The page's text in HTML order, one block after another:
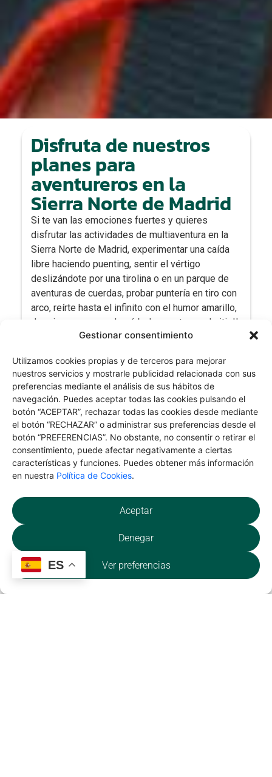
Gestionar consentimiento
Utilizamos cookies propias y de terceros para mejorar
nuestros servicios y mostrarle publicidad relacionada con sus
preferencias mediante el análisis de sus hábitos de
navegación. Puedes aceptar todas las cookies pulsando el
botón “ACEPTAR”, rechazar todas las cookies desde mediante
el botón “RECHAZAR” o administrar sus preferencias desde el
botón “PREFERENCIAS”. No obstante, no consentir o retirar el
consentimiento, puede afectar negativamente a ciertas
características y funciones. Puedes obtener más información
en nuestra Política de Cookies.
Aceptar
Denegar
Ver preferencias
Disfruta de nuestros
planes para
aventureros en la
Sierra Norte de Madrid
Si te van las emociones fuertes y quieres
disfrutar las actividades de multiaventura en la
Sierra Norte de Madrid, experimentar una caída
libre haciendo puenting, sentir el vértigo
deslizándote por una tirolina o en un parque de
aventuras de cuerdas, probar puntería en tiro con
arco, reírte hasta el infinito con el humor amarillo,
dormir en casas en los árboles…este es el sitio!!
Toda una combinación de desafíos para disfrutar
y empresas especializadas que ofrecen calidad,
seguridad. No te lo pienses más y disfruta de
experiencia inolvidable te esperan en la Sierra
Norte de Madrid.
Las actividades de multiaventura están pensadas
para que disfrutes con familia, con amigos o con
quien tú quieras. ¡Hay sitio para todos!
ES